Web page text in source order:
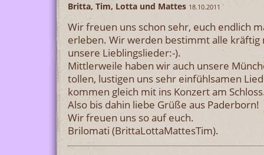
Britta, Tim, Lotta und Mattes 18.10.2011
Wir freuen uns schon sehr, euch endlich
erleben. Wir werden bestimmt alle kräftig
unsere Lieblingslieder:-).
Mittlerweile haben wir auch unsere
tollen, lustigen uns sehr einfühlsamen
kommen gleich mit ins Konzert am
Also bis dahin liebe Grüße aus Paderborn!
Wir freuen uns so auf euch.
Brilomati (BrittaLottaMattesTim).